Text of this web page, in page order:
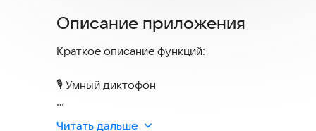
Описание приложения
Краткое описание функций:
🎙️ Умный диктофон
• Запись включается только при появлении
Читать дальше